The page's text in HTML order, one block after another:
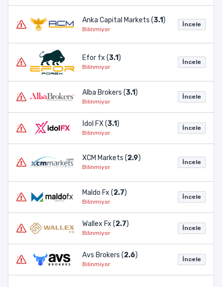
Anka Capital Markets (3.1)
Bilinmiyor
İncele
Efor fx (3.1)
Bilinmiyor
İncele
Alba Brokers (3.1)
Bilinmiyor
İncele
İdol FX (3.1)
Bilinmiyor
İncele
XCM Markets (2.9)
Bilinmiyor
İncele
Maldo Fx (2.7)
Bilinmiyor
İncele
Wallex Fx (2.7)
Bilinmiyor
İncele
Avs Brokers (2.6)
Bilinmiyor
İncele